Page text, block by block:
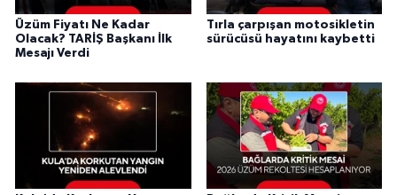
Üzüm Fiyatı Ne Kadar
Olacak? TARİŞ Başkanı İlk
Mesajı Verdi
Tırla çarpışan motosikletin
sürücüsü hayatını kaybetti